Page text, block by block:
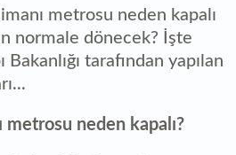
metrosu neden kapalı
normale dönecek? İşte
tarafından yapılan
metrosu neden kapalı?